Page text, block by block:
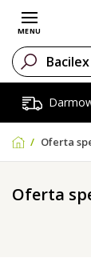
Otwórz menu
MENU
Oferta
Oferta